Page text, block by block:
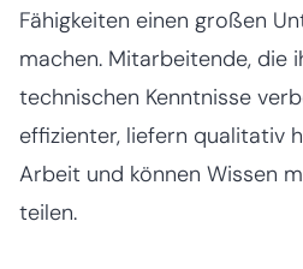
Fähigkeiten einen großen
machen. Mitarbeitende, die
technischen Kenntnisse
effizienter, liefern qualitativ
Arbeit und können Wissen
teilen.